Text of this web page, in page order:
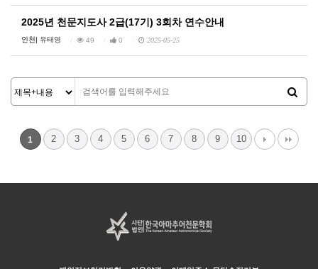
2025년 천문지도사 2급(17기) 3회차 연수안내
인천| 유태영 49 0 2025-05-25
1 2 3 4 5 6 7 8 9 10